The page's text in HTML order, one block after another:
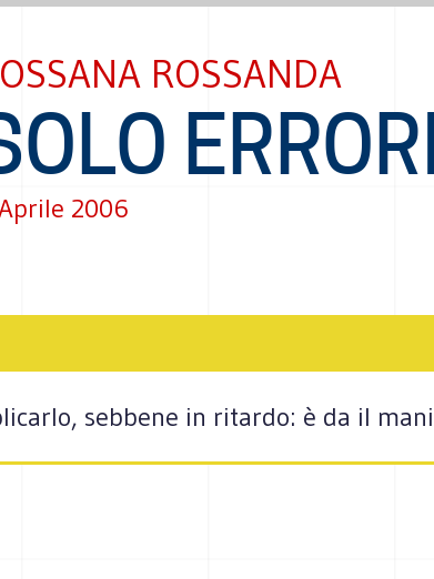
ROSSANDA
2006
sebbene in ritardo: è da il